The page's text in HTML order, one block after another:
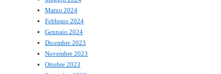
Marzo 2024
Febbraio 2024
Gennaio 2024
Dicembre 2023
Novembre 2023
Ottobre 2023